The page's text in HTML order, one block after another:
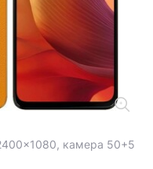
камера 50+5